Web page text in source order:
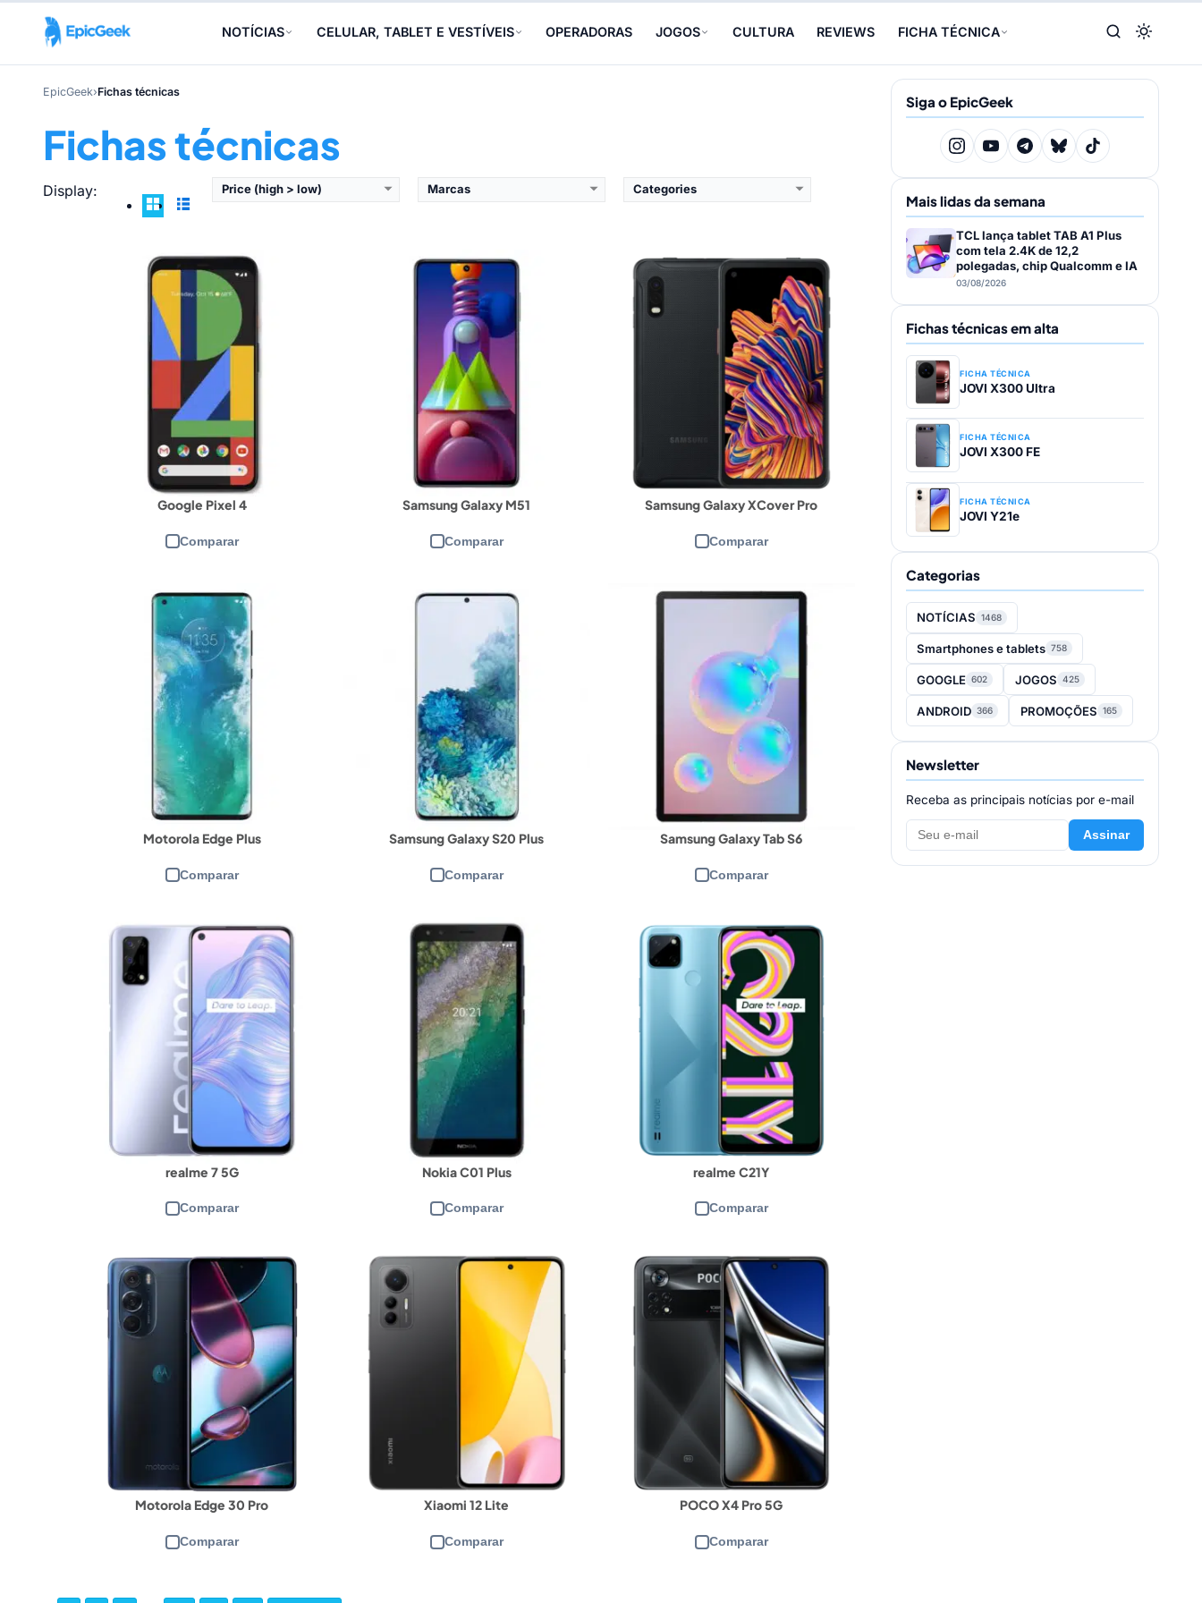
NOTÍCIAS CELULAR, TABLET E VESTÍVEIS OPERADORAS JOGOS CULTURA REVIEWS FICHA TÉCNICA
EpicGeek›Fichas técnicas
Fichas técnicas
Display: Price (high > low) Marcas Categories
Google Pixel 4
Comparar
Câmera frontal:8MP f/2.0 + ToF 3D
Câmera traseira:
12,2MP f/1.7 + 16MP f/2.4
Bateria:
Samsung Galaxy M51
Comparar
Câmera frontal:32MP f/2.2
64MP f/1.8 + 12MP f/2.2 + 5MP f/2.4 + 5MP f/2.4
Bateria:7000mAh
Samsung Galaxy XCover Pro
Comparar
Câmera frontal:13MP f/2.0
Bateria:4050 mAh
Motorola Edge Plus
Comparar
Qualcomm Snapdragon 865
RAM e armazenamento:
OLED Full HD+ de 6,7"
Câmera frontal:
25MP f/2.0
Câmera traseira:108MP f/1.8 + 16MP f/2.2 + 8MP f/2.4 + ToF
5000 mAh
View Details →
Samsung Galaxy S20 Plus
Comparar
Samsung Exynos 990
RAM e armazenamento: 8/128GB
Dynamic AMOLED 2X Quad HD+ de 6,7″
Câmera frontal:10MP f/2.2
Câmera traseira:12MP f/1.8 + 64MP f/2.0 + 12MP f/2.2 + ToF 3D
4500 mAh
View Details →
Samsung Galaxy Tab S6
Comparar
CPU:
Qualcomm Snapdragon 855
RAM e armazenamento:6/128GB, 8/256GB
Tela:
Super AMOLED WQXGA de 10,5″
Câmera frontal:8MP f/2.0
Câmera traseira:13MP f/2.0 + 5MP f/2.2
7040 mAh
View Details →
realme 7 5G
Comparar
Mediatek Dimensity 800U
RAM e armazenamento:
IPS LCD Full HD+ de 6,5"
Câmera frontal:
16MP f/2.1
Câmera traseira:
48MP f/1.8 + 8MP f/2.3 + 2MP f/2.4 + 2MP f/2.4
Bateria:Realme UI baseada no Android 10
View Details →
Nokia C01 Plus
Comparar
RAM e armazenamento:1/16GB, 2/32GB
IPS LCD HD+ de 5,45"
5MP
Câmera traseira:5MP
Bateria:3000 mAh
View Details →
realme C21Y
Comparar
RAM e armazenamento:4/32GB
IPS LCD HD+ de 6,5"
Câmera frontal:5MP
13MP + 2MP + 2MP
5000 mAh
View Details →
Motorola Edge 30 Pro
Comparar
CPU:
Qualcomm Snapdragon 8 Gen 1
RAM e armazenamento: 12/256GB
Tela:pOLED Full HD+ de 6,7"
Câmera frontal:
60MP
Câmera traseira:
50 MP + 50 MP + 2 MP
4800 mAh
View Details →
Xiaomi 12 Lite
Comparar
Qualcomm Snapdragon 778G
RAM e armazenamento:8/128GB
AMOLED Full HD+ de 6,55"
Câmera frontal:32MP
Câmera traseira:108MP + 8MP + 2MP
Bateria: 4300mAh
View Details →
POCO X4 Pro 5G
Comparar
CPU:
Qualcomm Snapdragon 695 5G
RAM e armazenamento:6/128GB, 8/256GB
AMOLED Full HD+ de 6,67"
Câmera frontal:
16MP
Câmera traseira:108MP + 8MP + 2MP
Bateria: 5000 mAh
View Details →
Siga o EpicGeek
Mais lidas da semana
TCL lança tablet TAB A1 Plus
com tela 2.4K de 12,2
polegadas, chip Qualcomm e IA
03/08/2026
Fichas técnicas em alta
FICHA TÉCNICA
JOVI X300 Ultra
FICHA TÉCNICA
JOVI X300 FE
FICHA TÉCNICA
JOVI Y21e
Categorias
NOTÍCIAS 1468
Smartphones e tablets 758
GOOGLE 602 JOGOS 425
ANDROID 366 PROMOÇÕES 165
Newsletter
Receba as principais notícias por e-mail
Assinar